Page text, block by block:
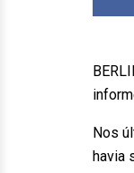
Nos
havia